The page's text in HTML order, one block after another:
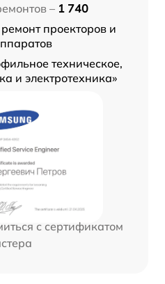
– 1 740
ремонт проекторов и
техническое,
и электротехника»
с сертификатом